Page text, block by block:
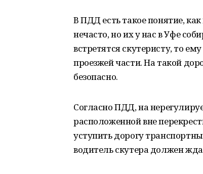
В ПДД есть такое понятие,
нечасто, но их у нас в Уфе
встретятся скутеристу, то
проезжей части. На такой
безопасно.
Согласно ПДД, на
расположенной вне
уступить дорогу
водитель скутера должен